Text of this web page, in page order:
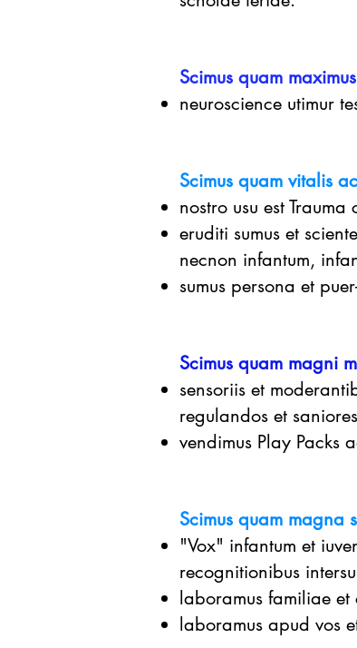
Scimus quam
neuroscience utimur
Scimus quam vitalis
nostro usu est Trauma
eruditi sumus et
necnon infantum,
sumus persona et
Scimus quam magni
sensoriis et
regulandos et
vendimus Play Packs
Scimus quam magna
"Vox" infantum et
recognitionibus
laboramus familiae et
laboramus apud vos